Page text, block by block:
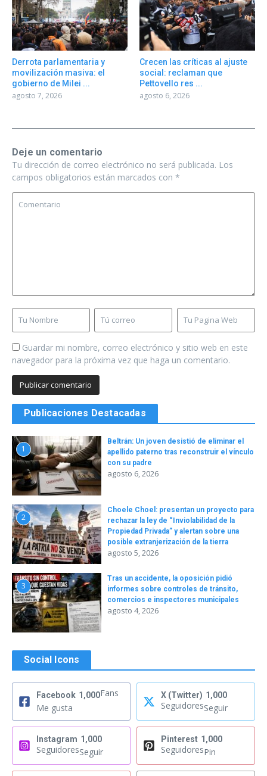
Derrota parlamentaria y
movilización masiva: el
gobierno de Milei ...
agosto 7, 2026
Crecen las críticas al ajuste
social: reclaman que
Pettovello res ...
agosto 6, 2026
Deje un comentario
Tu dirección de correo electrónico no será publicada. Los
campos obligatorios están marcados con *
Guardar mi nombre, correo electrónico y sitio web en este
navegador para la próxima vez que haga un comentario.
Publicaciones Destacadas
1
Beltrán: Un joven desistió de eliminar el
apellido paterno tras reconstruir el vínculo
con su padre
agosto 6, 2026
2
Choele Choel: presentan un proyecto para
rechazar la ley de “Inviolabilidad de la
Propiedad Privada” y alertan sobre una
posible extranjerización de la tierra
agosto 5, 2026
3
Tras un accidente, la oposición pidió
informes sobre controles de tránsito,
comercios e inspectores municipales
agosto 4, 2026
Social Icons
Facebook 1,000Fans
Me gusta
X (Twitter) 1,000
SeguidoresSeguir
Instagram 1,000
SeguidoresSeguir
Pinterest 1,000
SeguidoresPin